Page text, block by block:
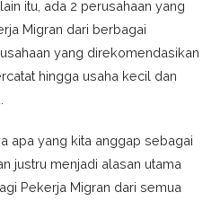
itu, ada 2 perusahaan yang
Migran dari berbagai
yang direkomendasikan
hingga usaha kecil dan
apa yang kita anggap sebagai
justru menjadi alasan utama
Pekerja Migran dari semua